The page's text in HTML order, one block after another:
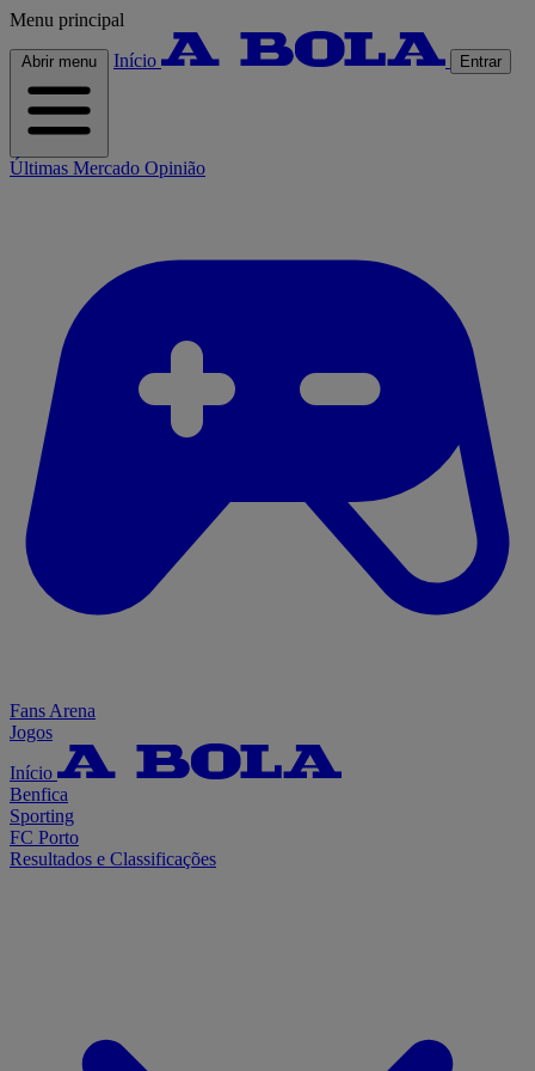
Menu principal
Abrir menu Início Entrar
Últimas Mercado Opinião
Fans Arena
Jogos
Início
Benfica
Sporting
FC Porto
Resultados e Classificações